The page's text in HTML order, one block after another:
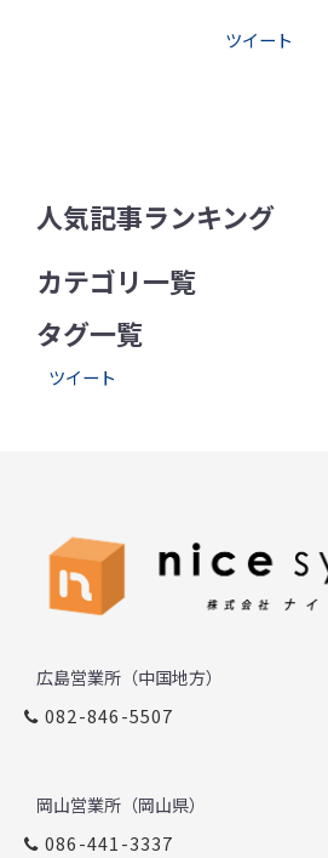
ツイート
人気記事ランキング
カテゴリ一覧
タグ一覧
ツイート
広島営業所（中国地方）
082-846-5507
岡山営業所（岡山県）
086-441-3337